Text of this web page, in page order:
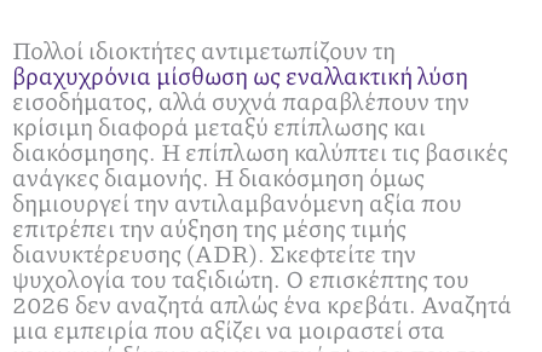
Πολλοί ιδιοκτήτες αντιμετωπίζουν τη
βραχυχρόνια μίσθωση ως εναλλακτική λύση
εισοδήματος, αλλά συχνά παραβλέπουν την
κρίσιμη διαφορά μεταξύ επίπλωσης και
διακόσμησης. Η επίπλωση καλύπτει τις βασικές
ανάγκες διαμονής. Η διακόσμηση όμως
δημιουργεί την αντιλαμβανόμενη αξία που
επιτρέπει την αύξηση της μέσης τιμής
διανυκτέρευσης (ADR). Σκεφτείτε την
ψυχολογία του ταξιδιώτη. Ο επισκέπτης του
2026 δεν αναζητά απλώς ένα κρεβάτι. Αναζητά
μια εμπειρία που αξίζει να μοιραστεί στα